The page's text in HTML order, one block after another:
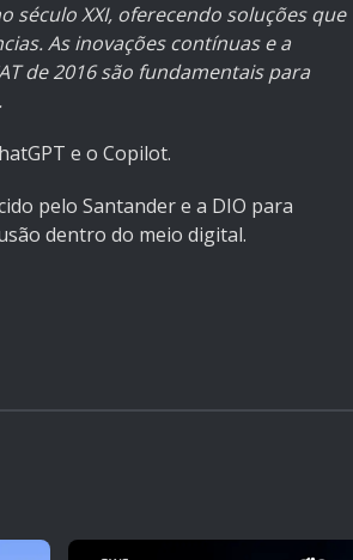
século XXI, oferecendo soluções que
As inovações contínuas e a
de 2016 são fundamentais para
e o Copilot.
pelo Santander e a DIO para
dentro do meio digital.